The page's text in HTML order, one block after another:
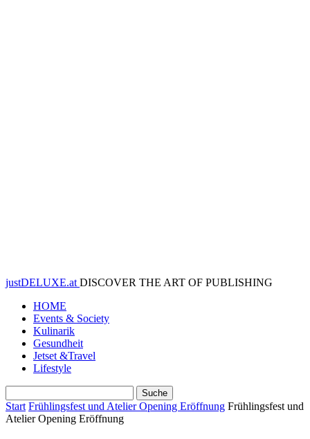
justDELUXE.at DISCOVER THE ART OF PUBLISHING
HOME
Events & Society
Kulinarik
Gesundheit
Jetset &Travel
Lifestyle
Start Frühlingsfest und Atelier Opening Eröffnung Frühlingsfest und
Atelier Opening Eröffnung